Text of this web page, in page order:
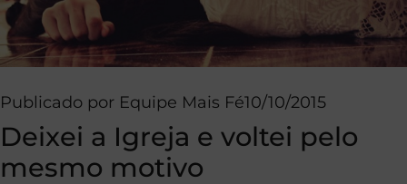
Publicado por Equipe Mais Fé10/10/2015
Deixei a Igreja e voltei pelo
mesmo motivo